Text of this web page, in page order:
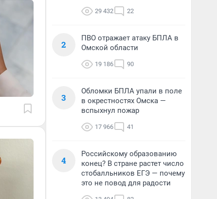
29 432 22
2
ПВО отражает атаку БПЛА в
Омской области
19 186 90
3
Обломки БПЛА упали в поле
в окрестностях Омска —
вспыхнул пожар
17 966 41
4
Российскому образованию
конец? В стране растет число
стобалльников ЕГЭ — почему
это не повод для радости